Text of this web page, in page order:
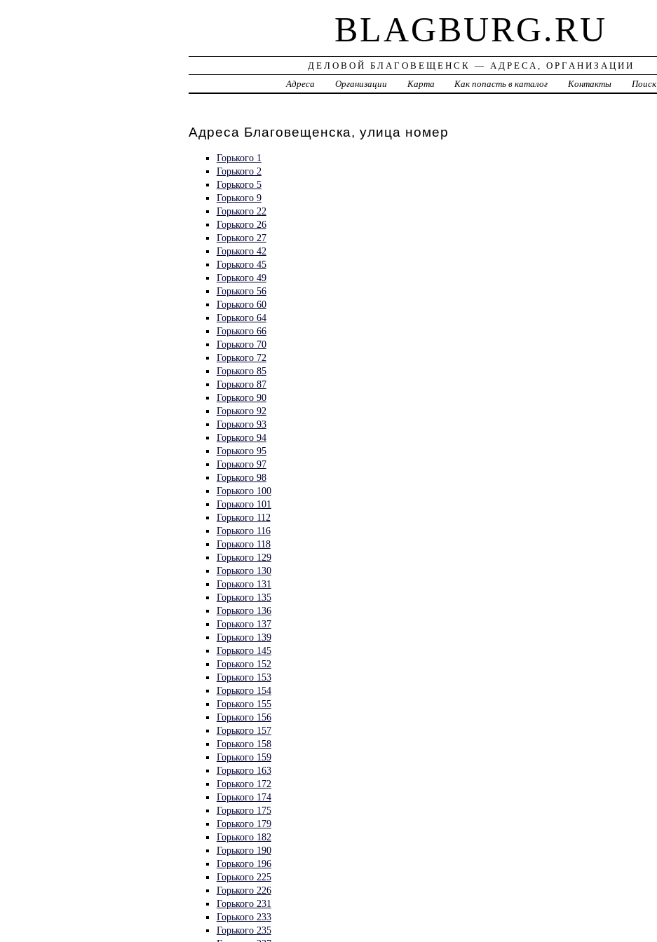
BLAGBURG.RU
ДЕЛОВОЙ БЛАГОВЕЩЕНСК — АДРЕСА, ОРГАНИЗАЦИИ
Адреса
Организации Карта Как попасть в каталог Контакты Поиск
Адреса Благовещенска, улица номер
Горького 1
Горького 2
Горького 5
Горького 9
Горького 22
Горького 26
Горького 27
Горького 42
Горького 45
Горького 49
Горького 56
Горького 60
Горького 64
Горького 66
Горького 70
Горького 72
Горького 85
Горького 87
Горького 90
Горького 92
Горького 93
Горького 94
Горького 95
Горького 97
Горького 98
Горького 100
Горького 101
Горького 112
Горького 116
Горького 118
Горького 129
Горького 130
Горького 131
Горького 135
Горького 136
Горького 137
Горького 139
Горького 145
Горького 152
Горького 153
Горького 154
Горького 155
Горького 156
Горького 157
Горького 158
Горького 159
Горького 163
Горького 172
Горького 174
Горького 175
Горького 179
Горького 182
Горького 190
Горького 196
Горького 225
Горького 226
Горького 231
Горького 233
Горького 235